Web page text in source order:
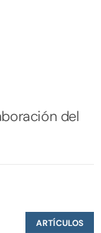
del
ARTÍCULOS